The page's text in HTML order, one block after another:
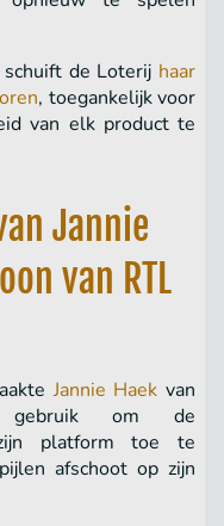
de Loterij haar
, toegankelijk voor
van elk product te
Jannie
van RTL
Jannie Haek van
gebruik om de
zijn platform toe te
afschoot op zijn